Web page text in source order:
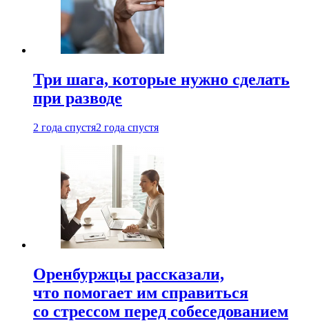
Три шага, которые нужно сделать
при разводе
2 года спустя2 года спустя
Оренбуржцы рассказали,
что помогает им справиться
со стрессом перед собеседованием